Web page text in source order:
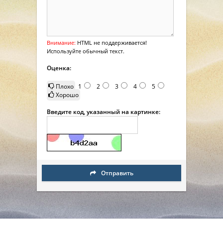
Внимание: HTML не поддерживается!
Используйте обычный текст.
Оценка:
Плохо 1 2 3 4
5
Хорошо
Введите код, указанный на картинке:
Отправить